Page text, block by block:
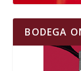
BODEGA